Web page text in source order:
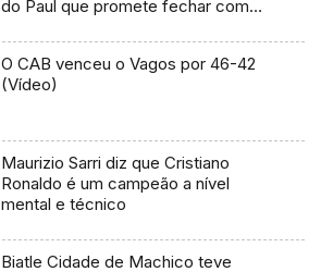
do Paul que promete fechar com
O CAB venceu o Vagos por 46-42
(Vídeo)
Maurizio Sarri diz que Cristiano
Ronaldo é um campeão a nível
mental e técnico
Biatle Cidade de Machico teve